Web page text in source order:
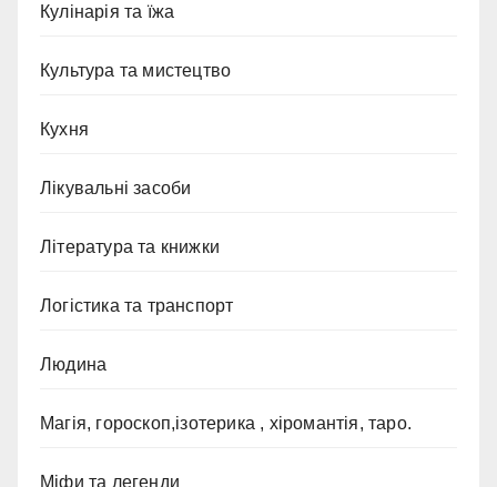
Кулінарія та їжа
Культура та мистецтво
Кухня
Лікувальні засоби
Література та книжки
Логістика та транспорт
Людина
Магія, гороскоп,ізотерика , хіромантія, таро.
Міфи та легенди